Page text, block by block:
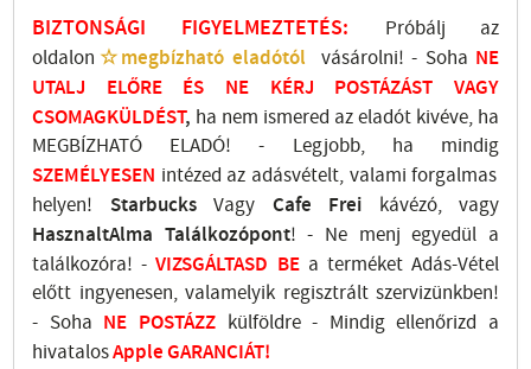
BIZTONSÁGI FIGYELMEZTETÉS:
Próbálj az
oldalon ☆megbízható eladótól vásárolni! - Soha NE
UTALJ ELŐRE ÉS NE KÉRJ POSTÁZÁST VAGY
CSOMAGKÜLDÉST, ha nem ismered az eladót kivéve, ha
MEGBÍZHATÓ ELADÓ! - Legjobb, ha mindig
SZEMÉLYESEN intézed az adásvételt, valami forgalmas
helyen! StarbucksVagy Cafe Frei kávézó, vagy
HasznaltAlma Találkozópont! - Ne menj egyedül a
találkozóra! - VIZSGÁLTASD BEa terméket Adás-Vétel
előtt ingyenesen, valamelyik regisztrált szervizünkben!
- Soha NE POSTÁZZ külföldre- Mindig ellenőrizd a
hivatalosApple GARANCIÁT!